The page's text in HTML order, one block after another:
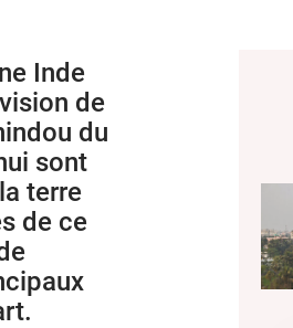
Inde
de
du
sont
terre
de ce